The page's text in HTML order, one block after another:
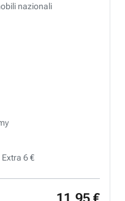
nazionali
6 €